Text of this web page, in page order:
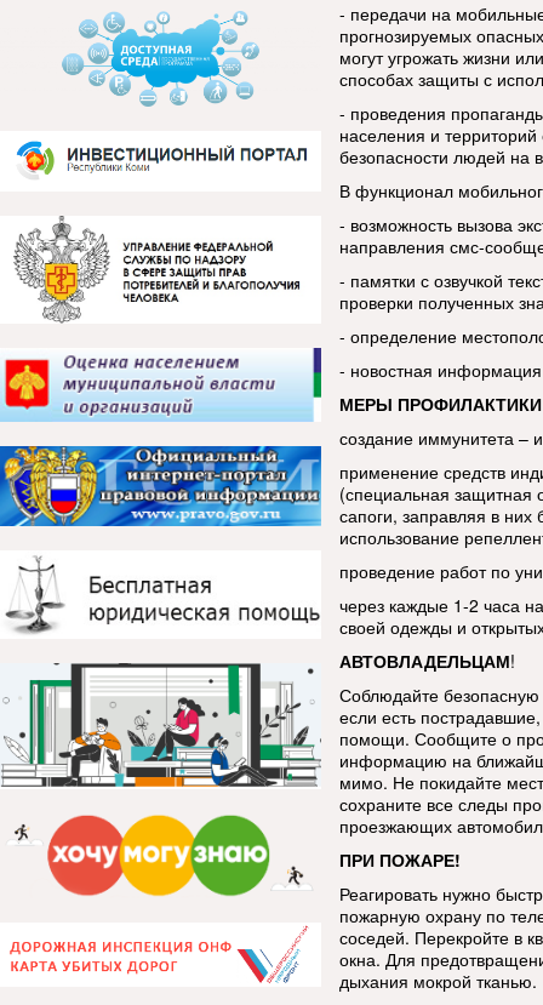
- передачи на
прогнозируемых
могут угрожать жизни
способах защиты с
- проведения
населения и
безопасности людей на
В функционал
- возможность вызова
направления смс-
- памятки с озвучкой
проверки полученных
- определение
- новостная
МЕРЫ
создание иммунитета –
применение средств
(специальная защитная
сапоги, заправляя в
использование
проведение работ по
через каждые 1-2 часа
своей одежды и
АВТОВЛАДЕЛЬЦАМ!
Соблюдайте
если есть
помощи. Сообщите о
информацию на
мимо. Не покидайте
сохраните все следы
проезжающих
ПРИ ПОЖАРЕ!
Реагировать нужно
пожарную охрану по
соседей. Перекройте в
окна. Для
дыхания мокрой тканью.